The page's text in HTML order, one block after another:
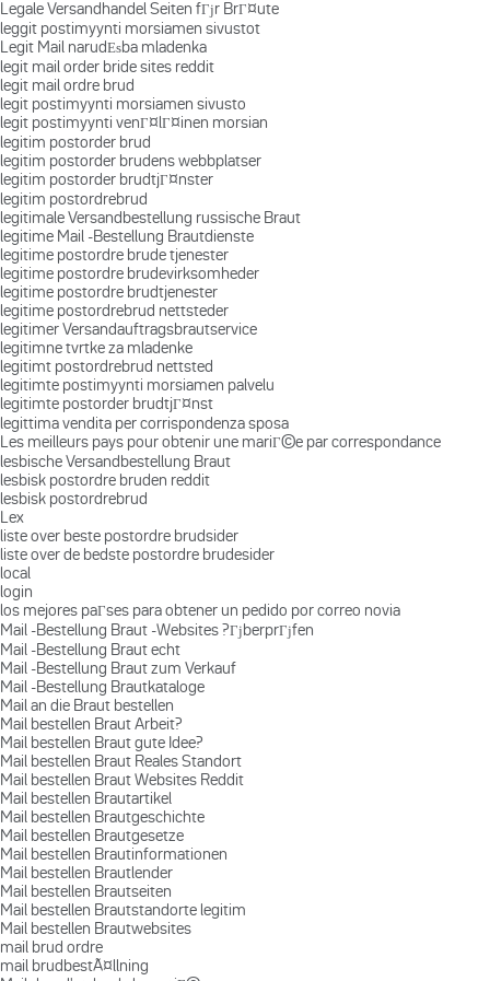
Legale Versandhandel Seiten fГјr BrГ¤ute
leggit postimyynti morsiamen sivustot
Legit Mail narudЕѕba mladenka
legit mail order bride sites reddit
legit mail ordre brud
legit postimyynti morsiamen sivusto
legit postimyynti venГ¤lГ¤inen morsian
legitim postorder brud
legitim postorder brudens webbplatser
legitim postorder brudtjГ¤nster
legitim postordrebrud
legitimale Versandbestellung russische Braut
legitime Mail -Bestellung Brautdienste
legitime postordre brude tjenester
legitime postordre brudevirksomheder
legitime postordre brudtjenester
legitime postordrebrud nettsteder
legitimer Versandauftragsbrautservice
legitimne tvrtke za mladenke
legitimt postordrebrud nettsted
legitimte postimyynti morsiamen palvelu
legitimte postorder brudtjГ¤nst
legittima vendita per corrispondenza sposa
Les meilleurs pays pour obtenir une mariГ©e par correspondance
lesbische Versandbestellung Braut
lesbisk postordre bruden reddit
lesbisk postordrebrud
Lex
liste over beste postordre brudsider
liste over de bedste postordre brudesider
local
login
los mejores paГ­ses para obtener un pedido por correo novia
Mail -Bestellung Braut -Websites ?ГјberprГјfen
Mail -Bestellung Braut echt
Mail -Bestellung Braut zum Verkauf
Mail -Bestellung Brautkataloge
Mail an die Braut bestellen
Mail bestellen Braut Arbeit?
Mail bestellen Braut gute Idee?
Mail bestellen Braut Reales Standort
Mail bestellen Braut Websites Reddit
Mail bestellen Brautartikel
Mail bestellen Brautgeschichte
Mail bestellen Brautgesetze
Mail bestellen Brautinformationen
Mail bestellen Brautlender
Mail bestellen Brautseiten
Mail bestellen Brautstandorte legitim
Mail bestellen Brautwebsites
mail brud ordre
mail brudbestÃ¤llning